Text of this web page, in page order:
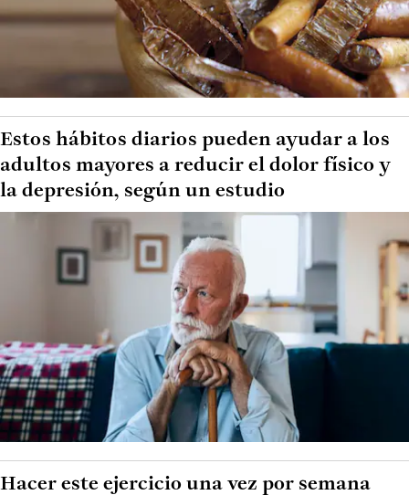
Estos hábitos diarios pueden ayudar a los
adultos mayores a reducir el dolor físico y
la depresión, según un estudio
Hacer este ejercicio una vez por semana